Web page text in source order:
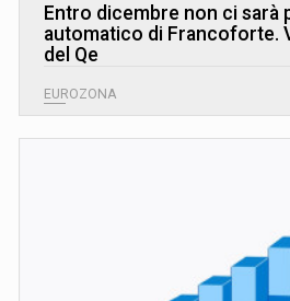
Entro dicembre non ci sarà
automatico di Francoforte.
del Qe
EUROZONA